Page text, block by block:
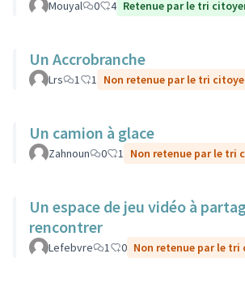
Mouyal 0 4 Retenue par le tri
Un Accrobranche
Lrs 1 1 Non retenue par le tri
Un camion à glace
Zahnoun 0 1 Non retenue par le tri
Un espace de jeu vidéo à
rencontrer
Lefebvre 1 0 Non retenue par le tri